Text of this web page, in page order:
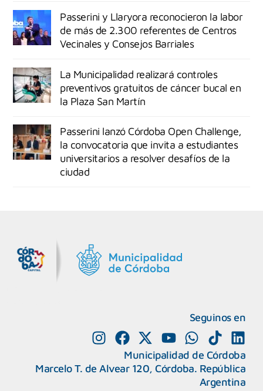
Passerini y Llaryora reconocieron la labor
de más de 2.300 referentes de Centros
Vecinales y Consejos Barriales
La Municipalidad realizará controles
preventivos gratuitos de cáncer bucal en
la Plaza San Martín
Passerini lanzó Córdoba Open Challenge,
la convocatoria que invita a estudiantes
universitarios a resolver desafíos de la
ciudad
Seguinos en
Municipalidad de Córdoba
Marcelo T. de Alvear 120, Córdoba. República
Argentina